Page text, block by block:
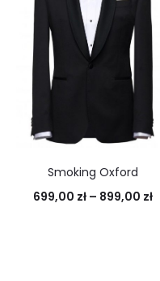
Smoking Oxford
699,00 zł– 899,00 zł